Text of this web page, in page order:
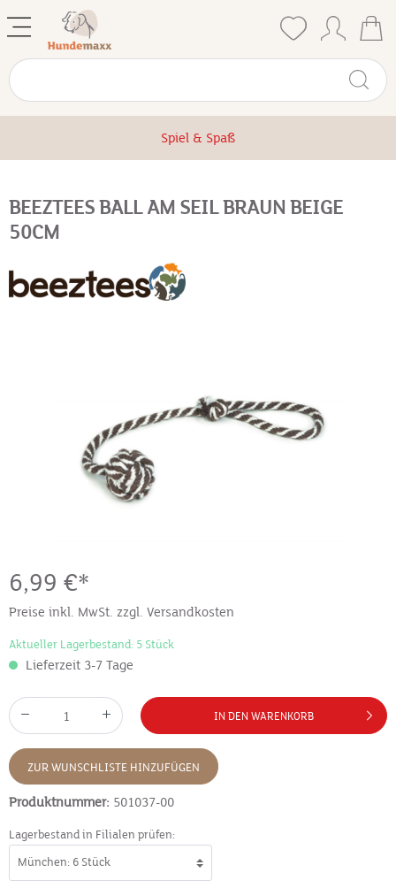
Spiel & Spaß
BEEZTEES BALL AM SEIL BRAUN BEIGE
50CM
6,99 €*
Preise inkl. MwSt. zzgl. Versandkosten
Aktueller Lagerbestand: 5 Stück
Lieferzeit 3-7 Tage
IN DEN WARENKORB
ZUR WUNSCHLISTE HINZUFÜGEN
Produktnummer: 501037-00
Lagerbestand in Filialen prüfen: